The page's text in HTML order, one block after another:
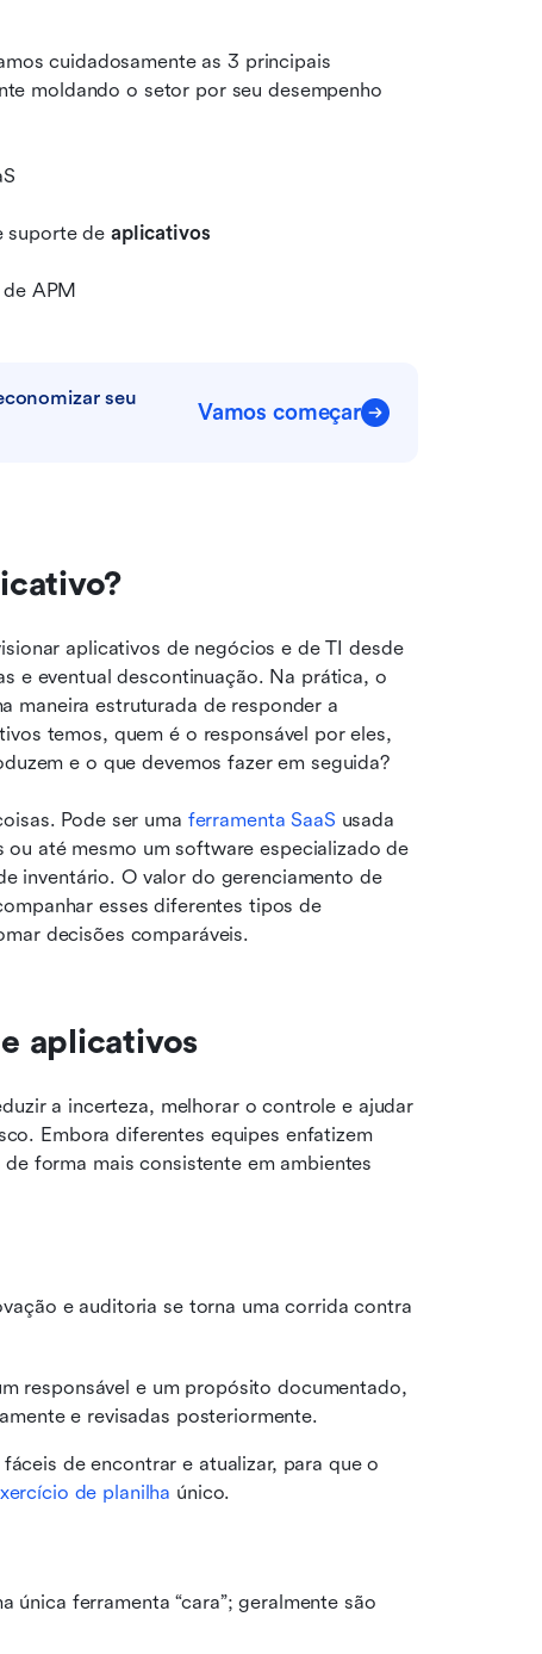
cuidadosamente as 3 principais
moldando o setor por seu desempenho
suporte de aplicativos
APM
seu
Vamos começar
aplicativos de negócios e de TI desde
e eventual descontinuação. Na prática, o
maneira estruturada de responder a
temos, quem é o responsável por eles,
e o que devemos fazer em seguida?
Pode ser uma ferramenta SaaS usada
até mesmo um software especializado de
inventário. O valor do gerenciamento de
esses diferentes tipos de
decisões comparáveis.
aplicativos
a incerteza, melhorar o controle e ajudar
Embora diferentes equipes enfatizem
forma mais consistente em ambientes
e auditoria se torna uma corrida contra
responsável e um propósito documentado,
e revisadas posteriormente.
de encontrar e atualizar, para que o
de planilha único.
única ferramenta “cara”; geralmente são